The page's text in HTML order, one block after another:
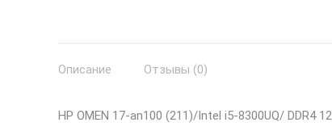
Описание Отзывы (0)
HP OMEN 17-an100 (211)/Intel i5-8300UQ/ DDR4